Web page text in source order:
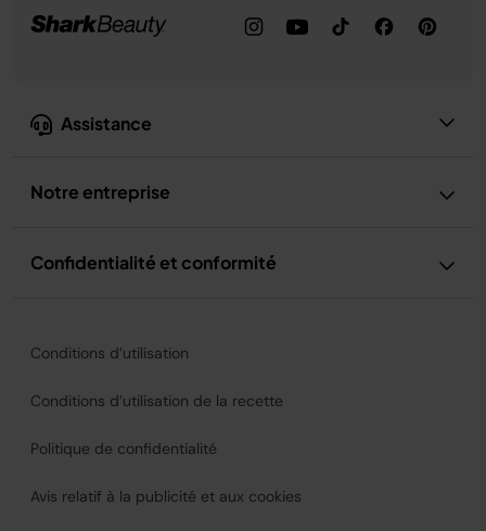
Assistance
Notre entreprise
Confidentialité et conformité
Conditions d’utilisation
Conditions d’utilisation de la recette
Politique de confidentialité
Avis relatif à la publicité et aux cookies